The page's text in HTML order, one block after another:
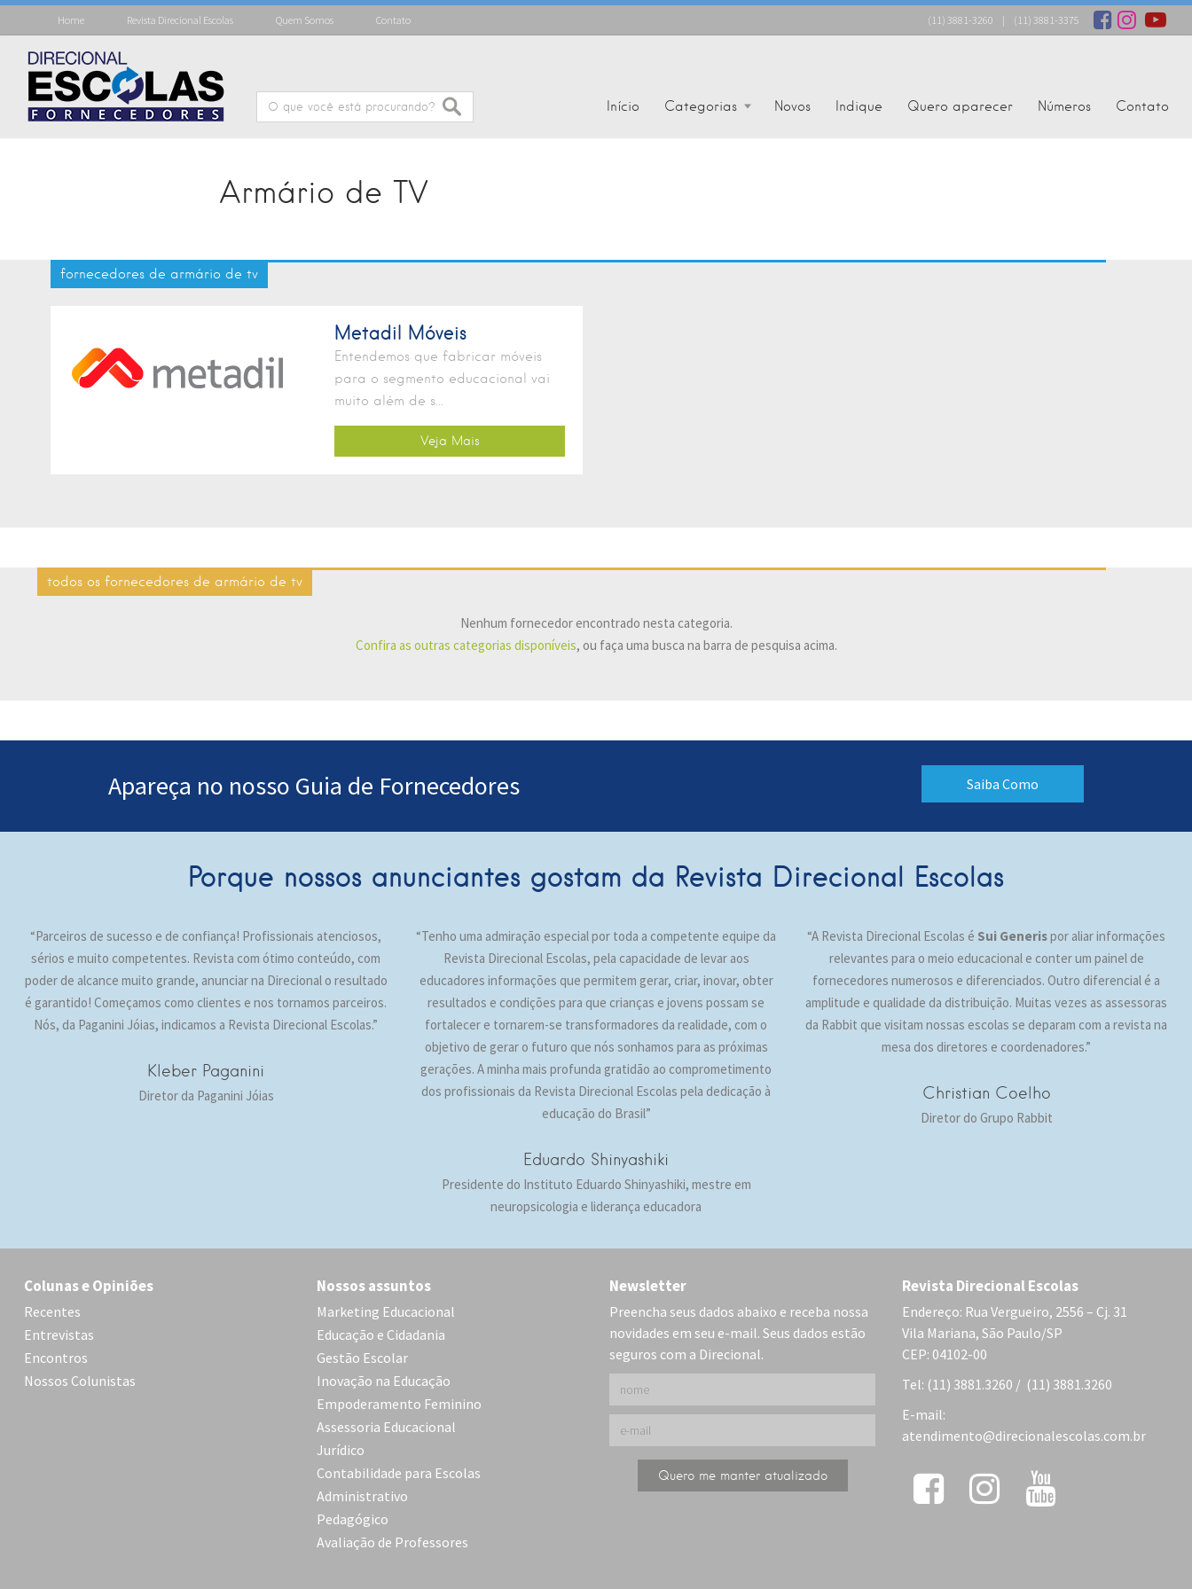
(11) 3881-3260 | (11) 3881-3375
Home Revista Direcional Escolas Quem Somos Contato
Início Categorias Novos Indique Quero aparecer Números Contato
Armário de TV
fornecedores de armário de tv
Metadil Móveis
Entendemos que fabricar móveis
para o segmento educacional vai
muito além de s...
Veja Mais
todos os fornecedores de armário de tv
Nenhum fornecedor encontrado nesta categoria.
Confira as outras categorias disponíveis, ou faça uma busca na barra de pesquisa acima.
Apareça no nosso Guia de Fornecedores Saiba Como
Porque nossos anunciantes gostam da Revista Direcional Escolas
“Parceiros de sucesso e de confiança! Profissionais atenciosos,
sérios e muito competentes. Revista com ótimo conteúdo, com
poder de alcance muito grande, anunciar na Direcional o resultado
é garantido! Começamos como clientes e nos tornamos parceiros.
Nós, da Paganini Jóias, indicamos a Revista Direcional Escolas.”
Kleber Paganini
Diretor da Paganini Jóias
“Tenho uma admiração especial por toda a competente equipe da
Revista Direcional Escolas, pela capacidade de levar aos
educadores informações que permitem gerar, criar, inovar, obter
resultados e condições para que crianças e jovens possam se
fortalecer e tornarem-se transformadores da realidade, com o
objetivo de gerar o futuro que nós sonhamos para as próximas
gerações. A minha mais profunda gratidão ao comprometimento
dos profissionais da Revista Direcional Escolas pela dedicação à
educação do Brasil”
Eduardo Shinyashiki
Presidente do Instituto Eduardo Shinyashiki, mestre em
neuropsicologia e liderança educadora
“A Revista Direcional Escolas é Sui Generispor aliar informações
relevantes para o meio educacional e conter um painel de
fornecedores numerosos e diferenciados. Outro diferencial é a
amplitude e qualidade da distribuição. Muitas vezes as assessoras
da Rabbit que visitam nossas escolas se deparam com a revista na
mesa dos diretores e coordenadores.”
Christian Coelho
Diretor do Grupo Rabbit
Colunas e Opiniões
Recentes
Entrevistas
Encontros
Nossos Colunistas
Nossos assuntos
Marketing Educacional
Educação e Cidadania
Gestão Escolar
Inovação na Educação
Empoderamento Feminino
Assessoria Educacional
Jurídico
Contabilidade para Escolas
Administrativo
Pedagógico
Avaliação de Professores
Newsletter
Preencha seus dados abaixo e receba nossa
novidades em seu e-mail. Seus dados estão
seguros com a Direcional.
Revista Direcional Escolas
Endereço: Rua Vergueiro, 2556 – Cj. 31
Vila Mariana, São Paulo/SP
CEP: 04102-00
Tel: (11) 3881.3260 / (11) 3881.3260
E-mail:
atendimento@direcionalescolas.com.br